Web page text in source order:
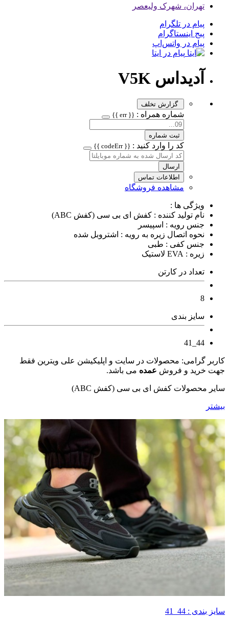
تهران، شهرک ولیعصر
پیام در تلگرام
پیج اینستاگرام
پیام در واتس‌اپ
پیام در ایتا
آدیداس V5K
گزارش تخلف
شماره همراه : {{ err }}
ثبت شماره
کد را وارد کنید : {{ codeErr }}
ارسال
اطلاعات تماس
مشاهده فروشگاه
ویژگی ها :
نام تولید کننده : کفش ای بی سی (کفش ABC)
جنس رویه : اسپیسر
نحوه اتصال زیره به رویه : اشتروبل شده
جنس کفی : طبی
زیره : EVA لاستیک
تعداد در کارتن
8
سایز بندی
44_41
کاربر گرامی: محصولات در سایت و اپلیکیشن علی ویترین فقط
جهت خرید و فروش عمده می باشد.
سایر محصولات کفش ای بی سی (کفش ABC)
بیشتر
سایز بندی : 44_41